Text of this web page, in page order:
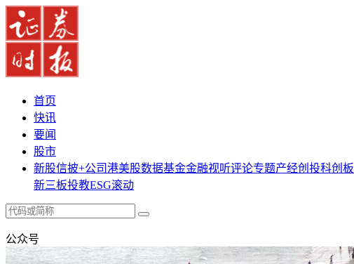
首页
快讯
要闻
股市
新股信披+公司港美股数据基金金融视听评论专题产经创投科创板
新三板投教ESG滚动
公众号